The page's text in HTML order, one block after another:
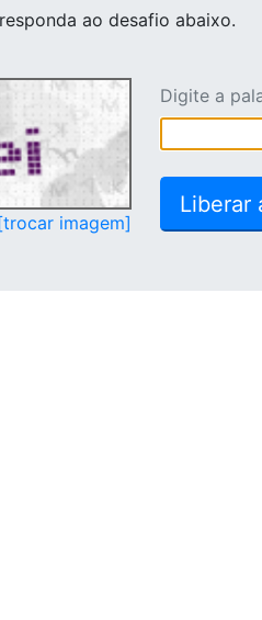
ao desafio abaixo.
imagem]
Digite a